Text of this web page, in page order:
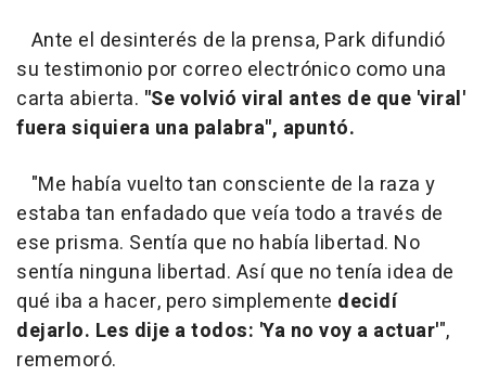
Ante el desinterés de la prensa, Park difundió
su testimonio por correo electrónico como una
carta abierta. "Se volvió viral antes de que 'viral'
fuera siquiera una palabra", apuntó.
"Me había vuelto tan consciente de la raza y
estaba tan enfadado que veía todo a través de
ese prisma. Sentía que no había libertad. No
sentía ninguna libertad. Así que no tenía idea de
qué iba a hacer, pero simplemente decidí
dejarlo. Les dije a todos: 'Ya no voy a actuar'",
rememoró.